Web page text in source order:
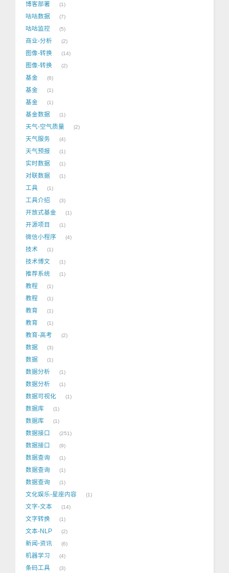
博客部署 1
咕咕数据 7
咕咕监控 5
商业-分析 2
图像-转换 14
图像-转换 2
基金 6
基金 1
基金 1
基金数据 1
天气-空气质量 2
天气服务 4
天气预报 1
实时数据 1
对联数据 1
工具 1
工具介绍 3
开放式基金 1
开源项目 1
微信小程序 4
技术 1
技术博文 1
推荐系统 1
教程 1
教程 1
教育 1
教育 1
教育-高考 2
数据 3
数据 1
数据分析 1
数据分析 1
数据可视化 1
数据库 1
数据库 1
数据接口 251
数据接口 9
数据查询 1
数据查询 1
数据查询 1
文化娱乐-星座内容 1
文字-文本 14
文字转换 1
文本-NLP 2
新闻-资讯 6
机器学习 4
条码工具 3